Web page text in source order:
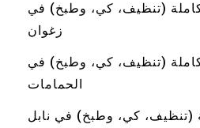
(تنظيف، كي، وطبخ) في
زغوان
(تنظيف، كي، وطبخ) في
الحمامات
(تنظيف، كي، وطبخ) في نابل